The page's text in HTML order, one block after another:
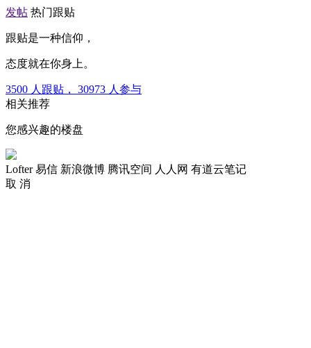
发帖 热门跟贴
跟贴是一种信仰，
态度就在你身上。
3500 人跟贴， 30973 人参与
相关推荐
您感兴趣的楼盘
Lofter 易信 新浪微博 腾讯空间 人人网 有道云笔记
取 消